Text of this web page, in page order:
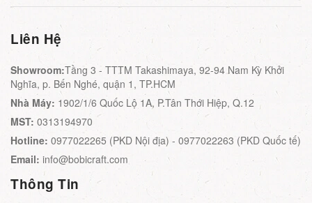
Liên Hệ
Showroom:Tầng 3 - TTTM Takashimaya, 92-94 Nam Kỳ Khởi
Nghĩa, p. Bến Nghé, quận 1, TP.HCM
Nhà Máy: 1902/1/6 Quốc Lộ 1A, P.Tân Thới Hiệp, Q.12
MST: 0313194970
Hotline: 0977022265 (PKD Nội địa) - 0977022263 (PKD Quốc tế)
Email: info@bobicraft.com
Thông Tin